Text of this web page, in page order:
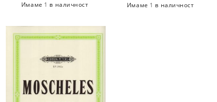
Имаме 1 в наличност Имаме 1 в наличност